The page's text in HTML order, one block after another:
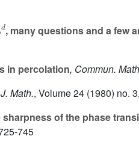
d
, many questions and a few
in percolation, Commun.
Math., Volume 24 (1980) no.
of the phase
745